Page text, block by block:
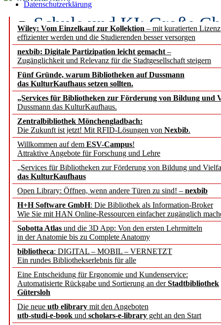
Datenschutzerklärung
Wiley: Vom Einzelkauf zur Kollektion – mit kuratierten
effizienter werden und die Studierenden besser versorgen
nexbib: Digitale Partizipation leicht gemacht –
Zugänglichkeit und Relevanz für die Stadtgesellschaft steigern
Fünf Gründe, warum Bibliotheken auf Dussmann
das KulturKaufhaus setzen sollten.
„Services für Bibliotheken zur Förderung von Bildung und
Dussmann das KulturKaufhaus.
Zentralbibliothek Mönchengladbach:
Die Zukunft ist jetzt! Mit RFID-Lösungen von Nexbib.
Willkommen auf dem ESV-Campus!
Attraktive Angebote für Forschung und Lehre
„Services für Bibliotheken zur Förderung von Bildung und
das KulturKaufhaus
Open Library: Öffnen, wenn andere Türen zu sind! – nexbib
H+H Software GmbH: Die Bibliothek als Information-Broker
Wie Sie mit HAN Online-Ressourcen einfacher zugänglich
Sobotta Atlas und die 3D App: Von den ersten Lehrmitteln
in der Anatomie bis zu Complete Anatomy
bibliotheca: DIGITAL – MOBIL – VERNETZT
Ein rundes Bibliothekserlebnis für alle
Eine Entscheidung für Ergonomie und Kundenservice:
Automatisierte Rückgabe und Sortierung an derStadtbibliothek
Gütersloh
Die neue utb elibrary mit den Angeboten
utb-studi-e-book und scholars-e-library geht an den Start
Schule und KI: Große
Voraussetzungen
Erfolgreiches erstes
Segment Research –
angepasst
konstruktiv!
Mohr Siebeck
und die Zeitschrift für
Francke Attempto
EBSCO Information
Recherchefunktionen in
Sorbisches Institut neu
Geschichte und